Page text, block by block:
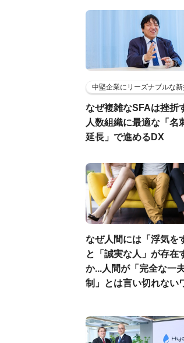
中堅企業にリーズナブルな新
なぜ複雑なSFAは挫折
人数組織に最適な「名
延長」で進めるDX
なぜ人間には「浮気を
と「誠実な人」が存在
か...人間が「完全な一
制」とは言い切れない